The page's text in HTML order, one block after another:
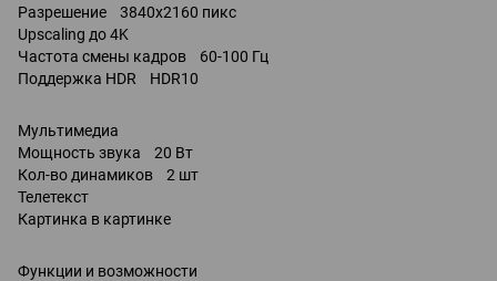
Разрешение 3840x2160 пикс
Upscaling до 4K
Частота смены кадров 60-100 Гц
Поддержка HDR HDR10
Мультимедиа
Мощность звука 20 Вт
Кол-во динамиков 2 шт
Телетекст
Картинка в картинке
Функции и возможности